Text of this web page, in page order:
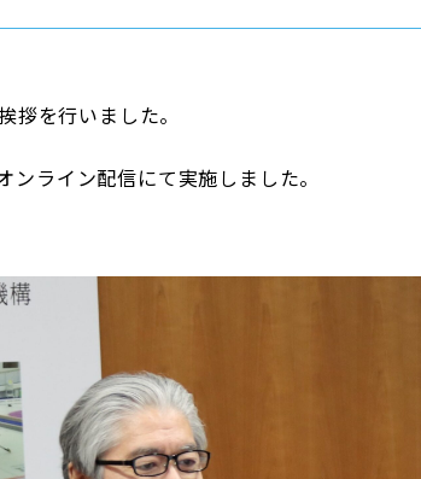
を行いました。
ライン配信にて実施しました。